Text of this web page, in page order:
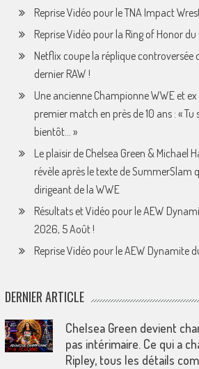
Reprise Vidéo pour le TNA Impact
Reprise Vidéo pour la Ring of Honor
Netflix coupe la réplique controversée
dernier RAW !
Une ancienne Championne WWE et
premier match en près de 10 ans : « Tu
bientôt… »
Le plaisir de Chelsea Green & Michael
révèle après le texte de SummerSlam
dirigeant de la WWE
Résultats et Vidéo pour le AEW
2026, 5 Août !
Reprise Vidéo pour le AEW Dynamite
DERNIER ARTICLE
Chelsea Green devient
pas intérimaire. Ce qui a
Ripley, tous les détails